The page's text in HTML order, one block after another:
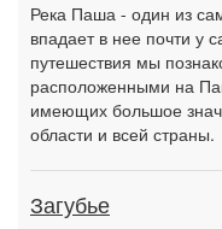
Река Паша - один из
впадает в нее почти у
путешествия мы
расположенными на
имеющих большое
области и всей страны.
Загубье